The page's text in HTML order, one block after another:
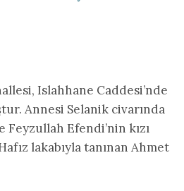
Islahhane Caddesi’nde
Annesi Selanik civarında
Feyzullah Efendi’nin kızı
Hafız lakabıyla tanınan Ahmet